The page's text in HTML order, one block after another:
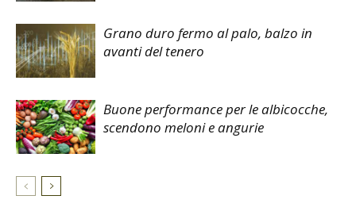
Grano duro fermo al palo, balzo in
avanti del tenero
Buone performance per le albicocche,
scendono meloni e angurie